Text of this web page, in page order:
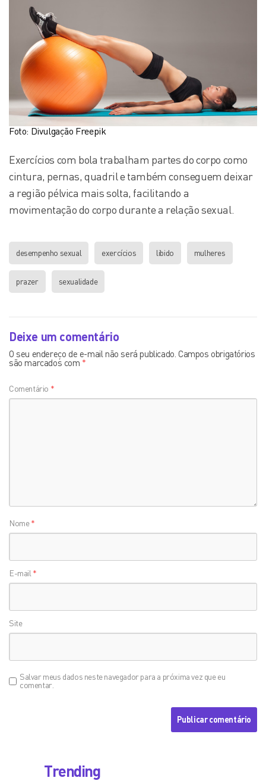
Foto: Divulgação Freepik
Exercícios com bola trabalham partes do corpo como
cintura, pernas, quadril e também conseguem deixar
a região pélvica mais solta, facilitando a
movimentação do corpo durante a relação sexual.
desempenho sexual exercícios libido mulheres
prazer sexualidade
Deixe um comentário
O seu endereço de e-mail não será publicado. Campos obrigatórios
são marcados com *
Comentário *
Nome*
E-mail*
Site
Salvar meus dados neste navegador para a próxima vez que eu
comentar.
Trending